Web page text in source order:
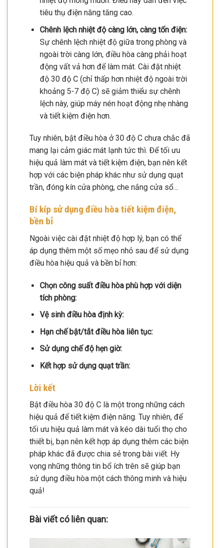
tiêu thụ điện năng tăng cao.
Chênh lệch nhiệt độ càng lớn, càng tốn điện:
Sự chênh lệch nhiệt độ giữa trong phòng và
ngoài trời càng lớn, điều hòa càng phải hoạt
động vất vả hơn để làm mát. Cài đặt nhiệt
độ 30 độ C (chỉ thấp hơn nhiệt độ ngoài trời
khoảng 5-7 độ C) sẽ giảm thiểu sự chênh
lệch này, giúp máy nén hoạt động nhẹ nhàng
và tiết kiệm điện hơn.
Tuy nhiên, bật điều hòa ở 30 độ C chưa chắc đã
mang lại cảm giác mát lạnh tức thì. Để tối ưu
hiệu quả làm mát và tiết kiệm điện, bạn nên kết
hợp với các biện pháp khác như sử dụng quạt
trần, đóng kín cửa phòng, che nắng cửa sổ…
Bí kíp sử dụng điều hòa tiết kiệm điện,
bền bỉ
Ngoài việc cài đặt nhiệt độ hợp lý, bạn có thể
áp dụng thêm một số mẹo nhỏ sau để sử dụng
điều hòa hiệu quả và bền bỉ hơn:
Chọn công suất điều hòa phù hợp với diện
tích phòng:
Vệ sinh điều hòa định kỳ:
Hạn chế bật/tắt điều hòa liên tục:
Sử dụng chế độ hẹn giờ:
Kết hợp sử dụng quạt trần:
Lời kết
Bật điều hòa 30 độ C là một trong những cách
hiệu quả để tiết kiệm điện năng. Tuy nhiên, để
tối ưu hiệu quả làm mát và kéo dài tuổi thọ cho
thiết bị, bạn nên kết hợp áp dụng thêm các biện
pháp khác đã được chia sẻ trong bài viết. Hy
vọng những thông tin bổ ích trên sẽ giúp bạn
sử dụng điều hòa một cách thông minh và hiệu
quả!
Bài viết có liên quan: